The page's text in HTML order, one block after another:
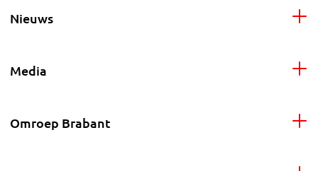
Nieuws
Media
Omroep Brabant